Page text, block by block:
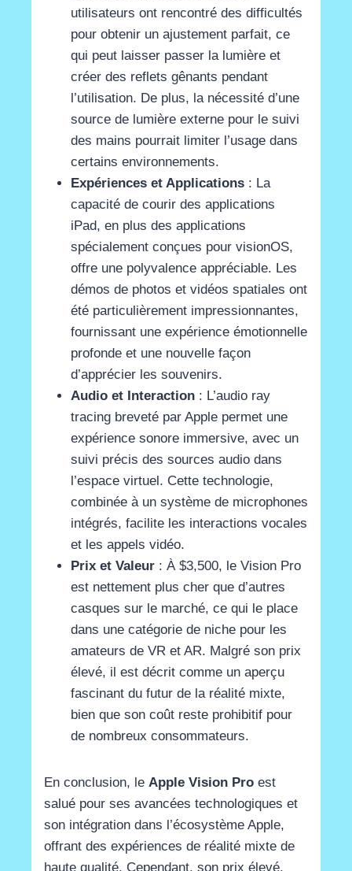
utilisateurs ont rencontré des difficultés
pour obtenir un ajustement parfait, ce
qui peut laisser passer la lumière et
créer des reflets gênants pendant
l’utilisation. De plus, la nécessité d’une
source de lumière externe pour le suivi
des mains pourrait limiter l’usage dans
certains environnements​​.
Expériences et Applications : La
capacité de courir des applications
iPad, en plus des applications
spécialement conçues pour visionOS,
offre une polyvalence appréciable. Les
démos de photos et vidéos spatiales ont
été particulièrement impressionnantes,
fournissant une expérience émotionnelle
profonde et une nouvelle façon
d’apprécier les souvenirs​​.
Audio et Interaction : L’audio ray
tracing breveté par Apple permet une
expérience sonore immersive, avec un
suivi précis des sources audio dans
l’espace virtuel. Cette technologie,
combinée à un système de microphones
intégrés, facilite les interactions vocales
et les appels vidéo​​.
Prix et Valeur : À $3,500, le Vision Pro
est nettement plus cher que d’autres
casques sur le marché, ce qui le place
dans une catégorie de niche pour les
amateurs de VR et AR. Malgré son prix
élevé, il est décrit comme un aperçu
fascinant du futur de la réalité mixte,
bien que son coût reste prohibitif pour
de nombreux consommateurs​​.
En conclusion, le Apple Vision Pro est
salué pour ses avancées technologiques et
son intégration dans l’écosystème Apple,
offrant des expériences de réalité mixte de
haute qualité. Cependant, son prix élevé,